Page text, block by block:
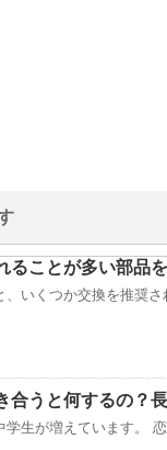
ることが多い部品
、いくつか交換を推奨
合うと何するの？
学生が増えています。